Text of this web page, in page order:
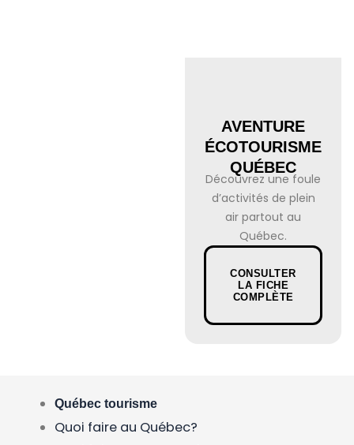
AVENTURE
ÉCOTOURISME
QUÉBEC
Découvrez une foule
d’activités de plein
air partout au
Québec.
CONSULTER
LA FICHE
COMPLÈTE
Québec tourisme
Quoi faire au Québec?